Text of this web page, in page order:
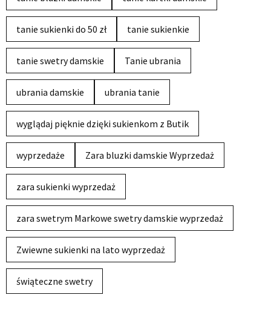
tanie sukienki do 50 zł tanie sukienkie
tanie swetry damskie Tanie ubrania
ubrania damskie ubrania tanie
wyglądaj pięknie dzięki sukienkom z Butik
wyprzedaże Zara bluzki damskie Wyprzedaż
zara sukienki wyprzedaż
zara swetrym Markowe swetry damskie wyprzedaż
Zwiewne sukienki na lato wyprzedaż
świąteczne swetry